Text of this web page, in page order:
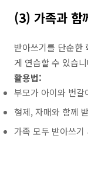
(3) 가족과 함
받아쓰기를 단순한
게 연습할 수 있습
활용법:
부모가 아이와 번갈
형제, 자매와 함께
가족 모두 받아쓰